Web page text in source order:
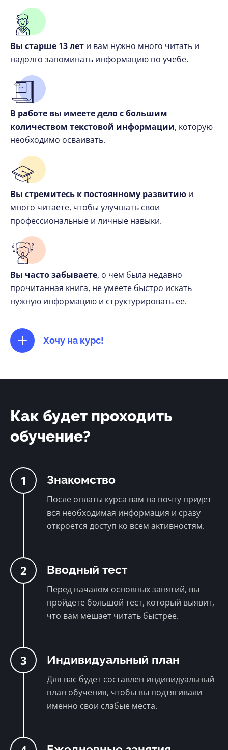
Вы старше 13 лет и вам нужно много читать и
надолго запоминать информацию по учебе.
В работе вы имеете дело с большим
количеством текстовой информации, которую
необходимо осваивать.
Вы стремитесь к постоянному развитию и
много читаете, чтобы улучшать свои
профессиональные и личные навыки.
Вы часто забываете, о чем была недавно
прочитанная книга, не умеете быстро искать
нужную информацию и структурировать ее.
Хочу на курс!
Как будет проходить
обучение?
1 Знакомство
После оплаты курса вам на почту придет
вся необходимая информация и сразу
откроется доступ ко всем активностям.
2 Вводный тест
Перед началом основных занятий, вы
пройдете большой тест, который выявит,
что вам мешает читать быстрее.
3 Индивидуальный план
Для вас будет составлен индивидуальный
план обучения, чтобы вы подтягивали
именно свои слабые места.